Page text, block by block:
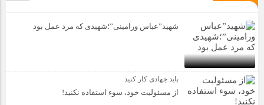
شهید”عباس ورامینی”؛شهیدی که مرد عمل بود
باید جهادی کار کنید
از مسئولیت خود، سوء استفاده نکنید!